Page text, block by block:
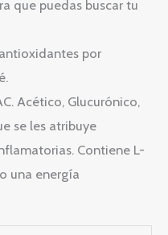
que puedas buscar tu
por
Acético, Glucurónico,
se les atribuye
Contiene L-
una energía